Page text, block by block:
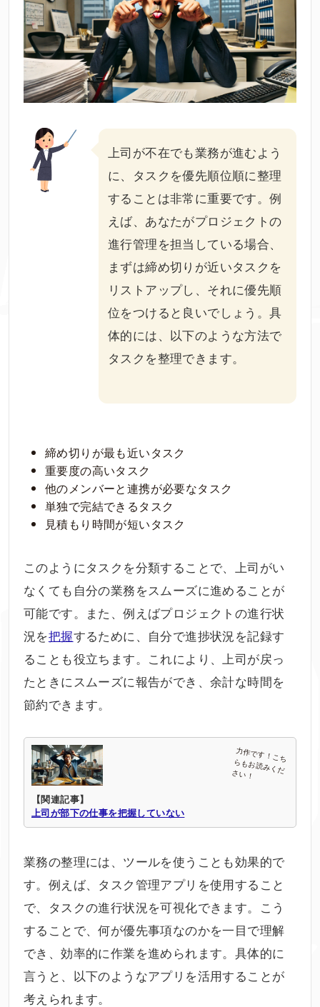
上司が不在でも業務が進むよう
に、タスクを優先順位順に整理
することは非常に重要です。例
えば、あなたがプロジェクトの
進行管理を担当している場合、
まずは締め切りが近いタスクを
リストアップし、それに優先順
位をつけると良いでしょう。具
体的には、以下のような方法で
タスクを整理できます。
締め切りが最も近いタスク
重要度の高いタスク
他のメンバーと連携が必要なタスク
単独で完結できるタスク
見積もり時間が短いタスク
このようにタスクを分類することで、上司がい
なくても自分の業務をスムーズに進めることが
可能です。また、例えばプロジェクトの進行状
況を把握するために、自分で進捗状況を記録す
ることも役立ちます。これにより、上司が戻っ
たときにスムーズに報告ができ、余計な時間を
節約できます。
【関連記事】
上司が部下の仕事を把握していない
業務の整理には、ツールを使うことも効果的で
す。例えば、タスク管理アプリを使用すること
で、タスクの進行状況を可視化できます。こう
することで、何が優先事項なのかを一目で理解
でき、効率的に作業を進められます。具体的に
言うと、以下のようなアプリを活用することが
考えられます。